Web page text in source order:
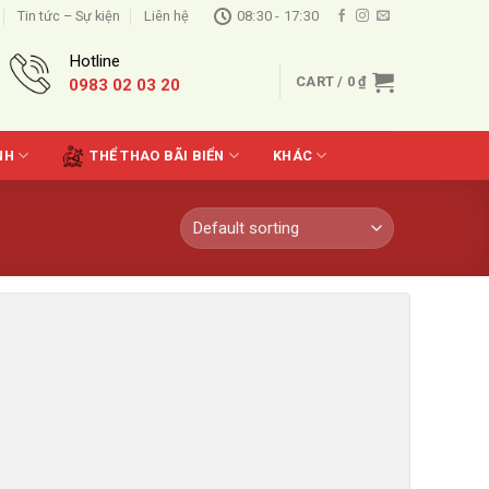
Tin tức – Sự kiện Liên hệ 08:30 - 17:30
Hotline
0983 02 03 20
CART / 0₫
THỂ THAO BÃI BIỂN KHÁC